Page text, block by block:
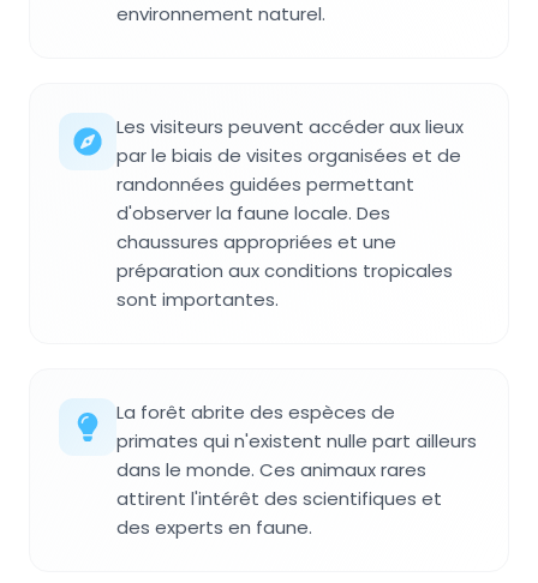
environnement naturel.
Les visiteurs peuvent accéder aux lieux
par le biais de visites organisées et de
randonnées guidées permettant
d'observer la faune locale. Des
chaussures appropriées et une
préparation aux conditions tropicales
sont importantes.
La forêt abrite des espèces de
primates qui n'existent nulle part ailleurs
dans le monde. Ces animaux rares
attirent l'intérêt des scientifiques et
des experts en faune.